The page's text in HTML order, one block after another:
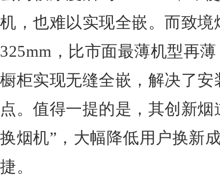
机，也难以实现全嵌。而致境
325mm，比市面最薄机型再
橱柜实现无缝全嵌，解决了
点。值得一提的是，其创新
换烟机”，大幅降低用户换新
捷。